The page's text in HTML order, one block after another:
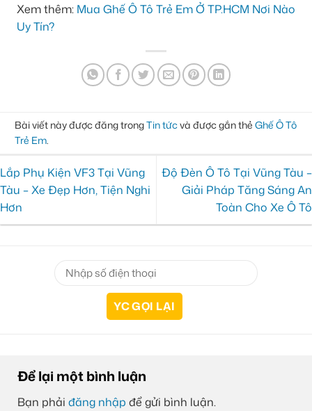
Xem thêm: Mua Ghế Ô Tô Trẻ Em Ở TP.HCM Nơi Nào
Uy Tín?
Bài viết này được đăng trongTin tứcvà được gắn thẻ Ghế Ô Tô
Trẻ Em.
Lắp Phụ Kiện VF3 Tại Vũng
Tàu – Xe Đẹp Hơn, Tiện Nghi
Hơn
Độ Đèn Ô Tô Tại Vũng Tàu –
Giải Pháp Tăng Sáng An
Toàn Cho Xe Ô Tô
Để lại một bình luận
Bạn phải đăng nhập để gửi bình luận.